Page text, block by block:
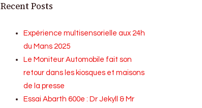
Recent Posts
Expérience multisensorielle aux 24h
du Mans 2025
Le Moniteur Automobile fait son
retour dans les kiosques et maisons
de la presse
Essai Abarth 600e : Dr Jekyll & Mr